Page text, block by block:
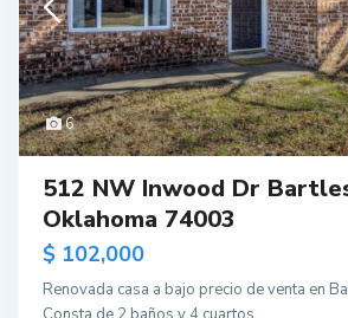
6
512 NW Inwood Dr
Oklahoma 74003
$ 102,000
Renovada casa a bajo precio de venta en